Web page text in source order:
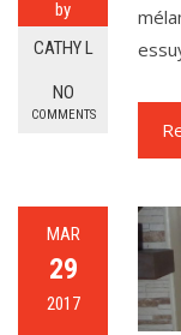
by
CATHY L
NO
COMMENTS
MAR
29
2017